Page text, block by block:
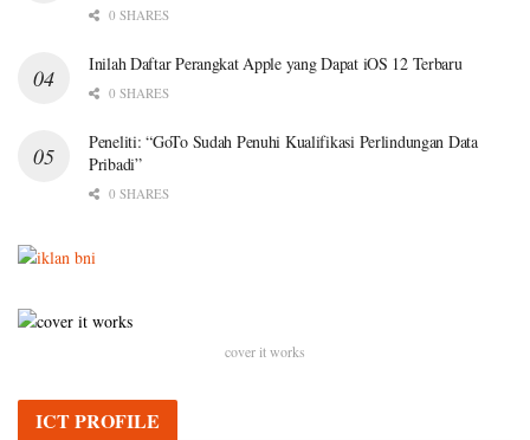
0 SHARES
Inilah Daftar Perangkat Apple yang Dapat iOS 12 Terbaru
0 SHARES
Peneliti: “GoTo Sudah Penuhi Kualifikasi Perlindungan Data
Pribadi”
0 SHARES
cover it works
ICT PROFILE